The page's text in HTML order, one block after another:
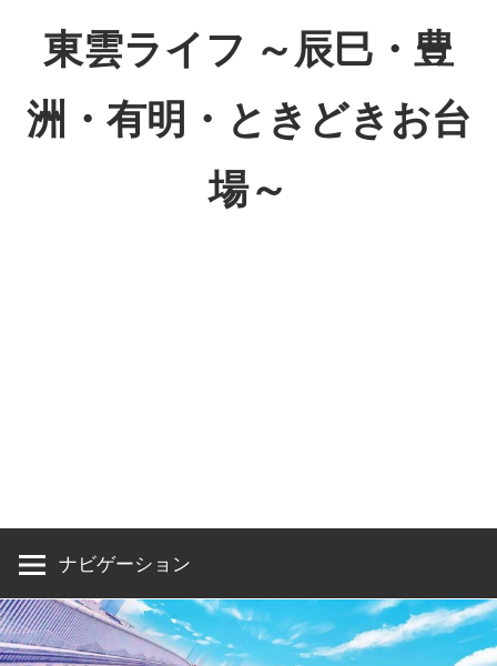
東雲ライフ ～辰巳・豊
洲・有明・ときどきお台
場～
洲・
有
と
き
ナビゲーション